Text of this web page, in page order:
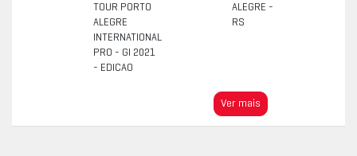
TOUR PORTO
ALEGRE
INTERNATIONAL
PRO - GI 2021
- EDICAO
ALEGRE -
RS
Ver mais